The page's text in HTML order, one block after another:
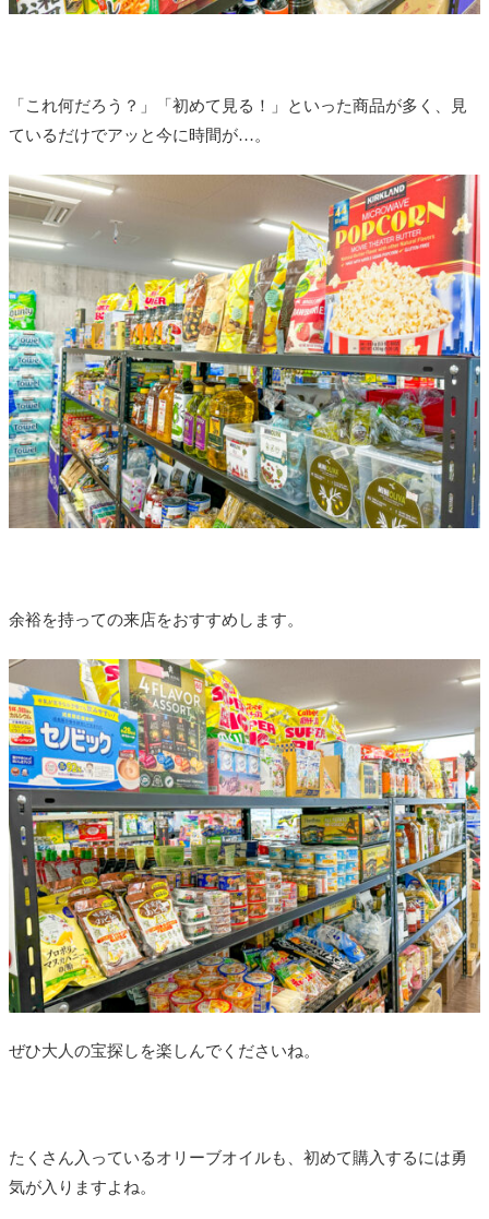
「これ何だろう？」「初めて見る！」といった商品が多く、見
ているだけでアッと今に時間が…。
余裕を持っての来店をおすすめします。
ぜひ大人の宝探しを楽しんでくださいね。
たくさん入っているオリーブオイルも、初めて購入するには勇
気が入りますよね。